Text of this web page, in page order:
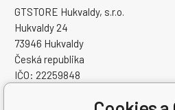
GTSTORE Hukvaldy, s.r.o.
Hukvaldy 24
73946 Hukvaldy
Česká republika
IČO: 22259848